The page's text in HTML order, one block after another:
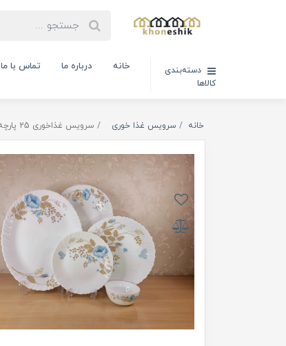
دسته‌بندی
کالاها
خانه درباره ما تماس با ما
خانه سرویس غذا خوری سرویس غذاخوری 25 پارچه دینو ماهورا فیروزه ای